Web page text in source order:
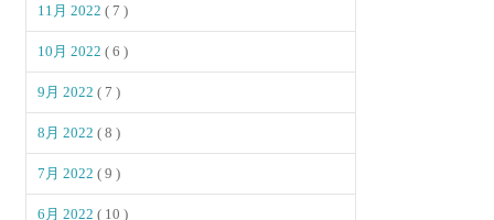
11月 2022( 7 )
10月 2022( 6 )
9月 2022( 7 )
8月 2022( 8 )
7月 2022( 9 )
6月 2022( 10 )